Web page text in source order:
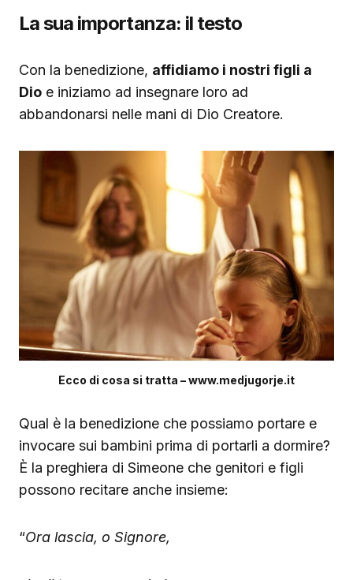
La sua importanza: il testo
Con la benedizione, affidiamo i nostri figli a
Dio e iniziamo ad insegnare loro ad
abbandonarsi nelle mani di Dio Creatore.
Ecco di cosa si tratta – www.medjugorje.it
Qual è la benedizione che possiamo portare e
invocare sui bambini prima di portarli a dormire?
È la preghiera di Simeone che genitori e figli
possono recitare anche insieme:
“Ora lascia, o Signore,